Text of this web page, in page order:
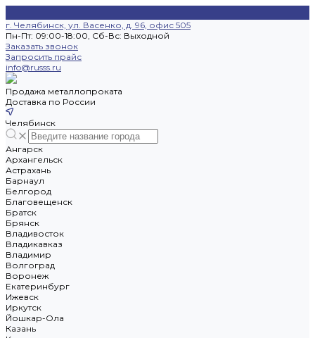
г. Челябинск, ул. Васенко, д. 96, офис 505
Пн-Пт: 09:00-18:00, Cб-Вс: Выходной
Заказать звонок
Запросить прайс
info@russs.ru
Продажа металлопроката
Доставка по России
Челябинск
Ангарск
Архангельск
Астрахань
Барнаул
Белгород
Благовещенск
Братск
Брянск
Владивосток
Владикавказ
Владимир
Волгоград
Воронеж
Екатеринбург
Ижевск
Иркутск
Йошкар-Ола
Казань